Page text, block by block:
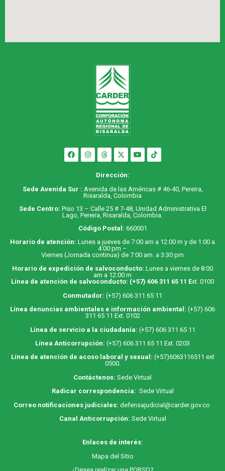
Dirección:
Sede Avenida Sur : Avenida de las Américas # 46-40, Pereira,
Risaralda, Colombia
Sede Centro: Piso 13 – Calle 25 # 7-48, Unidad Administrativa El
Lago, Pereira, Risaralda, Colombia.
Código Postal: 660001
Horario de atención: Lunes a jueves de 7:00 am a 12:00 m y de 1:00 a
4:00 pm –
Viernes (Jornada continua) de 7:00 am. a 3:30 pm
Horario de expedición de salvoconducto: Lunes a viernes de 8:00
am a 12:00 m
Línea de atención de salvoconducto: (+57) 606 311 65 11 Ext. 0100
Conmutador: (+57) 606 311 65 11
Línea denuncias ambientales e información ambiental: (+57) 606
311 65 11 Ext. 0102
Línea de servicio a la ciudadanía: (+57) 606 311 65 11
Línea Anticorrupción: (+57) 606 311 65 11 Ext. 0203
Línea de atención de acoso laboral y sexual: (+57)6063116511 ext
0500.
Contáctenos: Sede Virtual
Radicar correspondencia: Sede Virtual
Correo notificaciones judiciales: defensajudicial@carder.gov.co
Canal Anticorrupción: Sede Virtual
Enlaces de interés:
Mapa del Sitio